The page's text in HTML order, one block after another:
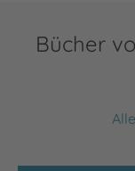
Bücher